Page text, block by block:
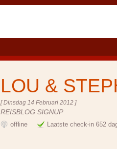
LOU &
[ Dinsdag 14 Februari 2012 ]
REISBLOG SIGNUP
offline Laatste check-in 652